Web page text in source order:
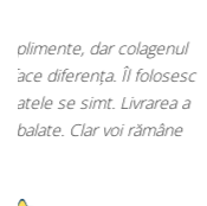
Ce apreciez cel mai
produsele sunt
superalimente și
mai liniștită știind că
clienți